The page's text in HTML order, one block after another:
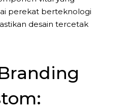
perekat berteknologi
desain tercetak